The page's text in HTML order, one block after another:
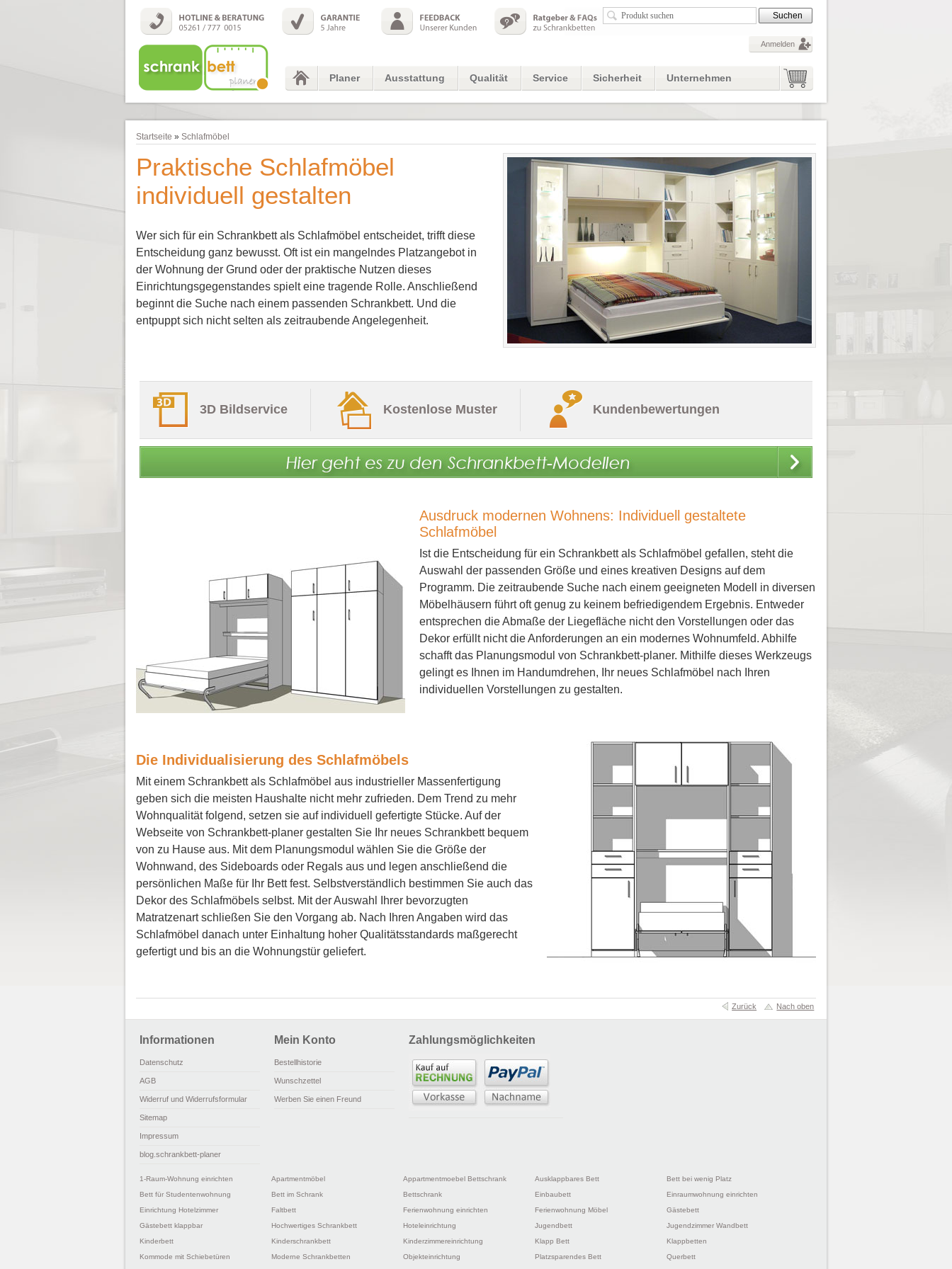
Planer Ausstattung Qualität Service Sicherheit Unternehmen
Anmelden
Startseite » Schlafmöbel
Praktische Schlafmöbel
individuell gestalten
Wer sich für ein Schrankbett als Schlafmöbel entscheidet, trifft diese
Entscheidung ganz bewusst. Oft ist ein mangelndes Platzangebot in
der Wohnung der Grund oder der praktische Nutzen dieses
Einrichtungsgegenstandes spielt eine tragende Rolle. Anschließend
beginnt die Suche nach einem passenden Schrankbett. Und die
entpuppt sich nicht selten als zeitraubende Angelegenheit.
3D Bildservice Kostenlose Muster Kundenbewertungen
Ausdruck modernen Wohnens: Individuell gestaltete
Schlafmöbel
Ist die Entscheidung für ein Schrankbett als Schlafmöbel gefallen, steht die
Auswahl der passenden Größe und eines kreativen Designs auf dem
Programm. Die zeitraubende Suche nach einem geeigneten Modell in diversen
Möbelhäusern führt oft genug zu keinem befriedigendem Ergebnis. Entweder
entsprechen die Abmaße der Liegefläche nicht den Vorstellungen oder das
Dekor erfüllt nicht die Anforderungen an ein modernes Wohnumfeld. Abhilfe
schafft das Planungsmodul von Schrankbett-planer. Mithilfe dieses Werkzeugs
gelingt es Ihnen im Handumdrehen, Ihr neues Schlafmöbel nach Ihren
individuellen Vorstellungen zu gestalten.
Die Individualisierung des Schlafmöbels
Mit einem Schrankbett als Schlafmöbel aus industrieller Massenfertigung
geben sich die meisten Haushalte nicht mehr zufrieden. Dem Trend zu mehr
Wohnqualität folgend, setzen sie auf individuell gefertigte Stücke. Auf der
Webseite von Schrankbett-planer gestalten Sie Ihr neues Schrankbett bequem
von zu Hause aus. Mit dem Planungsmodul wählen Sie die Größe der
Wohnwand, des Sideboards oder Regals aus und legen anschließend die
persönlichen Maße für Ihr Bett fest. Selbstverständlich bestimmen Sie auch das
Dekor des Schlafmöbels selbst. Mit der Auswahl Ihrer bevorzugten
Matratzenart schließen Sie den Vorgang ab. Nach Ihren Angaben wird das
Schlafmöbel danach unter Einhaltung hoher Qualitätsstandards maßgerecht
gefertigt und bis an die Wohnungstür geliefert.
Zurück Nach oben
Informationen
Datenschutz
AGB
Widerruf und Widerrufsformular
Sitemap
Impressum
blog.schrankbett-planer
Mein Konto
Bestellhistorie
Wunschzettel
Werben Sie einen Freund
Zahlungsmöglichkeiten
1-Raum-Wohnung einrichten Apartmentmöbel Appartmentmoebel Bettschrank Ausklappbares Bett
Bett bei wenig Platz
Bett für Studentenwohnung
Bett im Schrank Bettschrank Einbaubett
Einraumwohnung einrichten
Einrichtung Hotelzimmer
Faltbett Ferienwohnung einrichten Ferienwohnung Möbel
Gästebett
Gästebett klappbar
Hochwertiges Schrankbett Hoteleinrichtung Jugendbett
Jugendzimmer Wandbett
Kinderbett
Kinderschrankbett Kinderzimmereinrichtung Klapp Bett
Klappbetten
Kommode mit Schiebetüren
Moderne Schrankbetten Objekteinrichtung Platzsparendes Bett
Querbett